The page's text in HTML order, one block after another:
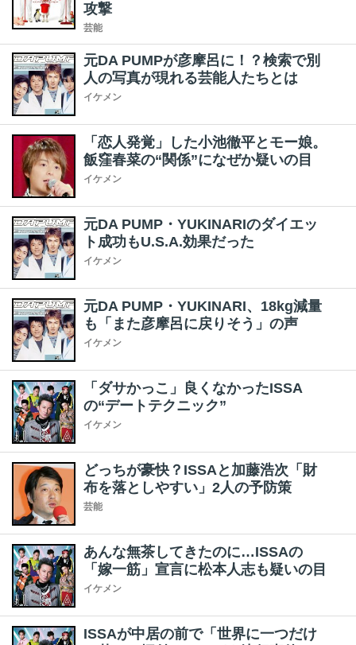
攻撃
芸能
元DA PUMPが彦摩呂に！？検索で別
人の写真が現れる芸能人たちとは
イケメン
「恋人発覚」した小池徹平とモー娘。
飯窪春菜の“関係”になぜか疑いの目
イケメン
元DA PUMP・YUKINARIのダイエッ
ト成功もU.S.A.効果だった
イケメン
元DA PUMP・YUKINARI、18kg減量
も「また彦摩呂に戻りそう」の声
イケメン
「ダサかっこ」良くなかったISSA
の“デートテクニック”
イケメン
どっちが豪快？ISSAと加藤浩次「財
布を落としやすい」2人の予防策
芸能
あんな無茶してきたのに…ISSAの
「嫁一筋」宣言に松本人志も疑いの目
イケメン
ISSAが中居の前で「世界に一つだけ